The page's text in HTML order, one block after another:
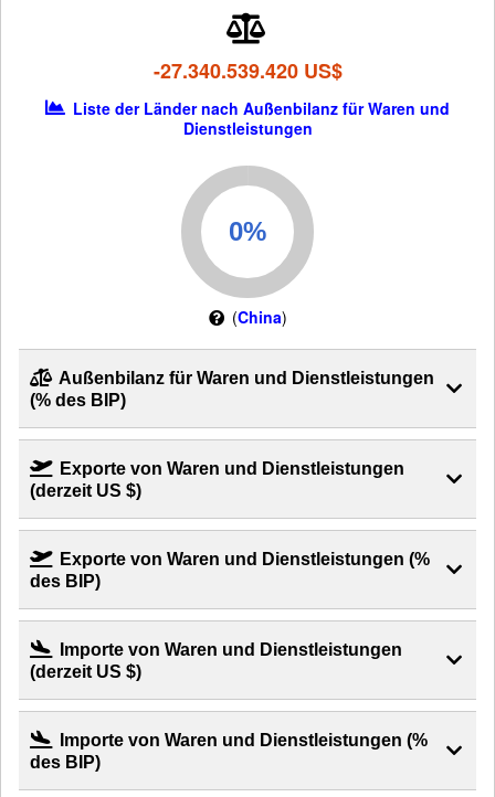
-27.340.539.420 US$
Liste der Länder nach Außenbilanz für Waren und
Dienstleistungen
(China)
Außenbilanz für Waren und Dienstleistungen
(% des BIP)
Exporte von Waren und Dienstleistungen
(derzeit US $)
Exporte von Waren und Dienstleistungen (%
des BIP)
Importe von Waren und Dienstleistungen
(derzeit US $)
Importe von Waren und Dienstleistungen (%
des BIP)